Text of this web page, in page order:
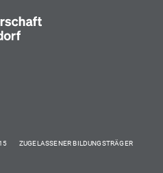
ZUGELASSENER BILDUNGSTRÄGER